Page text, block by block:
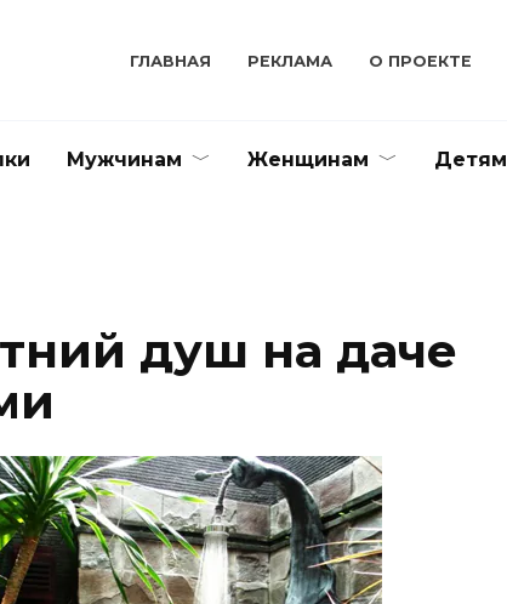
ГЛАВНАЯ РЕКЛАМА О ПРОЕКТЕ
Мужчинам Женщинам Детям
душ на даче